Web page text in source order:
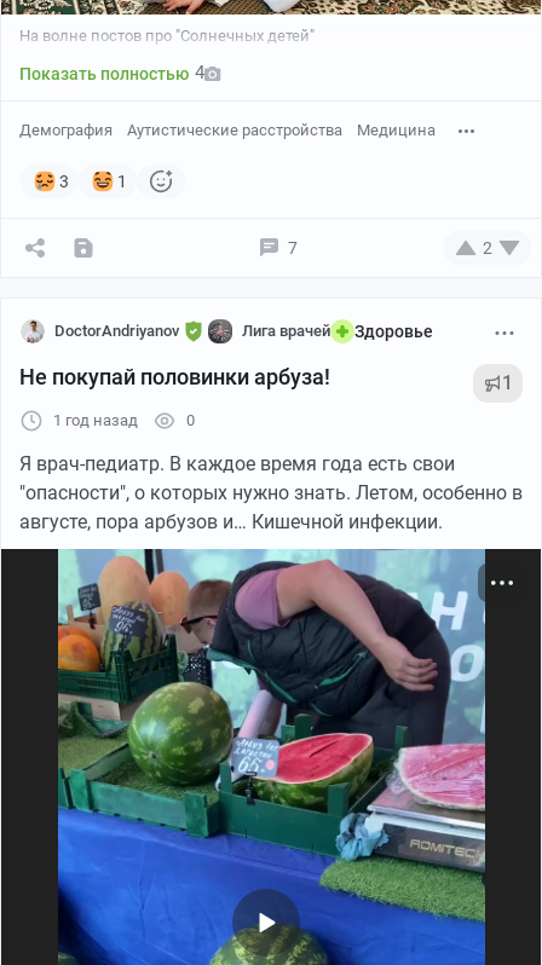
Биологически активные добавки к пище отнесены
к лекарственным средствам, но
оборотом лекарственных средств и медицинских
Почему БАД продаются в аптеках? Потому что
закон такой.
Законодательство содержит правовую норму, а
именноч. 7 ст. 55 Федерального закона "Об
обращении лекарственных средств" , согласно которой
организации, имеющие лицензию на
фармацевтическую деятельность, наряду с
лекарственными препаратами имеют право
приобретать и продавать БАД, в том числе
дистанционным способом.
Таким образом
аптеки и прочие ИП с лицензией могут
торговать БАД, которые по сути своей не являются
лекарствами.
Окей, в этом факте нет ничего
На волне постов про "Солнечных детей"
Показать полностью 4
Демография Аутистические расстройства Медицина
3 1
7 2
DoctorAndriyanov Лига врачей Здоровье
Не покупай половинки арбуза! 1
1 год назад 0
Я врач-педиатр. В каждое время года есть свои
"опасности", о которых нужно знать. Летом, особенно в
августе, пора арбузов и… Кишечной инфекции.